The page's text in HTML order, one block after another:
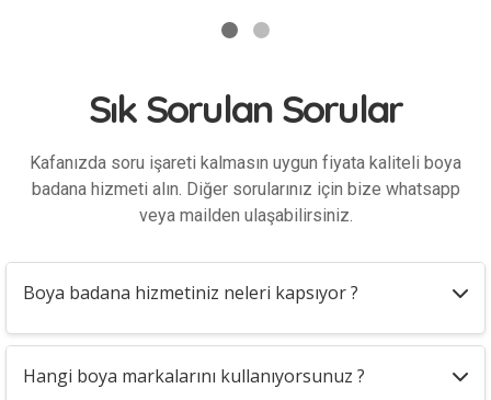
Sık Sorulan Sorular
Kafanızda soru işareti kalmasın uygun fiyata kaliteli boya
badana hizmeti alın. Diğer sorularınız için bize whatsapp
veya mailden ulaşabilirsiniz.
Boya badana hizmetiniz neleri kapsıyor ?
Hangi boya markalarını kullanıyorsunuz ?